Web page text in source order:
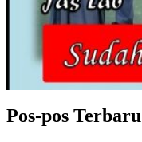
Pos-pos Terbaru